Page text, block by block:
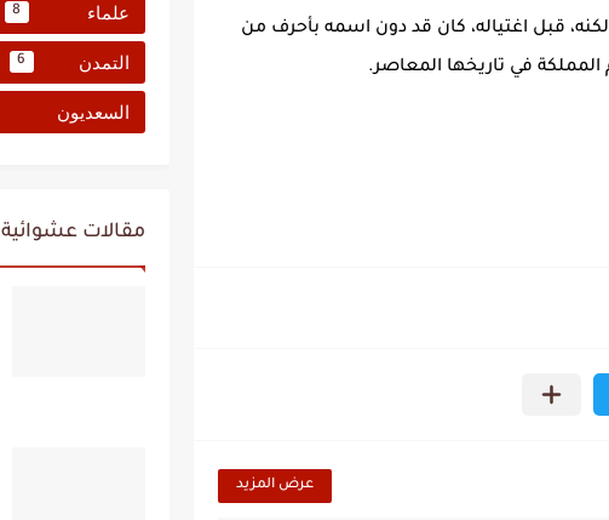
قبل اغتياله، كان قد دون اسمه بأحرف من
في تاريخها المعاصر.
عرض المزيد
علماء 8
التمدن 6
السعديون
مقالات عشوائية